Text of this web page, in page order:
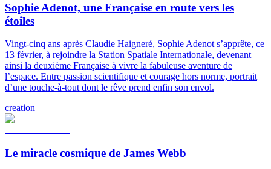
Sophie Adenot, une Française en route vers les
étoiles
Vingt-cinq ans après Claudie Haigneré, Sophie Adenot s’apprête, ce
13 février, à rejoindre la Station Spatiale Internationale, devenant
ainsi la deuxième Française à vivre la fabuleuse aventure de
l’espace. Entre passion scientifique et courage hors norme, portrait
d’une touche-à-tout dont le rêve prend enfin son envol.
creation
Le miracle cosmique de James Webb